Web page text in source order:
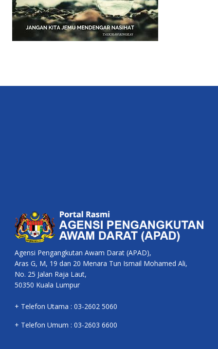
Agensi Pengangkutan Awam Darat (APAD),
Aras G, M, 19 dan 20 Menara Tun Ismail Mohamed Ali,
No. 25 Jalan Raja Laut,
50350 Kuala Lumpur
+ Telefon Utama : 03-2602 5060
+ Telefon Umum : 03-2603 6600